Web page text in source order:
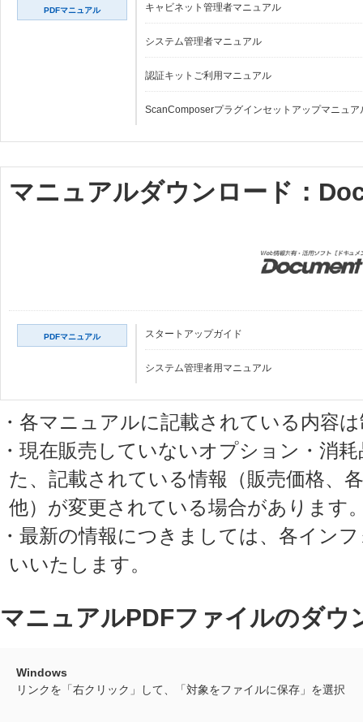
PDFマニュアル キャビネット管理者マニュアル
システム管理者マニュアル
認証キットご利用マニュアル
ScanComposerプラグインセットアップマニュア
マニュアルダウンロード：
PDFマニュアル スタートアップガイド
システム管理者用マニュアル
・各マニュアルに記載されている内容
・現在販売していないオプション・消
た、記載されている情報（販売価格、
他）が変更されている場合があります
・最新の情報につきましては、各イン
いいたします。
マニュアルPDFファイルのダウ
Windows
リンクを「右クリック」して、「対象をファイルに保存」を選択